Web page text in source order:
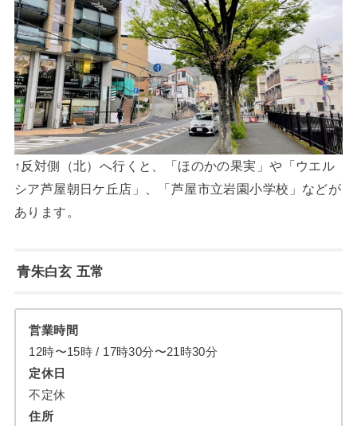
↑反対側（北）へ行くと、「ほのかの果実」や「ウエル
シア芦屋朝日ケ丘店」、「芦屋市立岩園小学校」などが
あります。
青朱白玄 五常
営業時間
12時〜15時 / 17時30分〜21時30分
定休日
不定休
住所